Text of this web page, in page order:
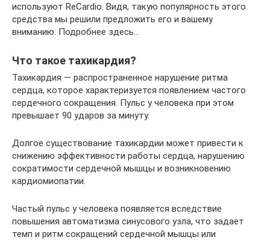
используют ReCardio. Видя, такую популярность этого
средства мы решили предложить его и вашему
вниманию. Подробнее здесь…
Что такое тахикардия?
Тахикардия — распространенное нарушение ритма
сердца, которое характеризуется появлением частого
сердечного сокращения. Пульс у человека при этом
превышает 90 ударов за минуту.
Долгое существование тахикардии может привести к
снижению эффективности работы сердца, нарушению
сократимости сердечной мышцы и возникновению
кардиомиопатии.
Частый пульс у человека появляется вследствие
повышения автоматизма синусового узла, что задает
темп и ритм сокращений сердечной мышцы или